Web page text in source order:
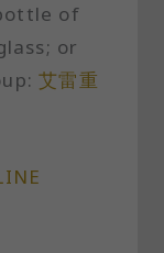
of
or
艾雷重